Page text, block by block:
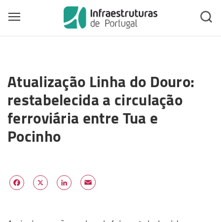
main
content
Toggle main menu visibility
Atualização Linha do Douro:
restabelecida a circulação
ferroviária entre Tua e
Pocinho
Facebook
X LinkedIn